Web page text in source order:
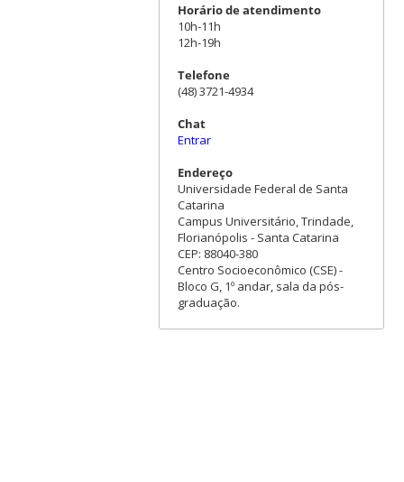
Horário de atendimento
10h-11h
12h-19h
Telefone
(48) 3721-4934
Chat
Entrar
Endereço
Universidade Federal de Santa
Catarina
Campus Universitário, Trindade,
Florianópolis - Santa Catarina
CEP: 88040-380
Centro Socioeconômico (CSE) -
Bloco G, 1º andar, sala da pós-
graduação.